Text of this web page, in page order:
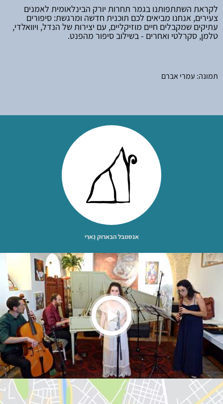
לקראת השתתפותנו בגמר תחרות יורק הבינלאומית לאמנים
צעירים, אנחנו מביאים לכם תוכנית חדשה ומרגשת: סיפורים
עתיקים שמקבלים חיים מוזיקליים, עם יצירות של הנדל, ויוואלדי,
טלמן, סקרלטי ואחרים - בשילוב סיפור מהפנט.
תמונה: עמרי אברם
אנסמבל הבארוק נָארִי